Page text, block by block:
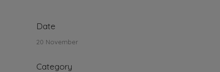
Date
20 November
Category